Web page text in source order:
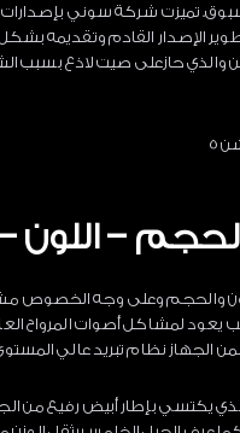
تميزت شركة سوني
الإصدار القادم وتقديمه
حازعلى صيت لاذع بسبب
5
– اللون –
والحجم وعلى وجه الخصوص
يعود لمشاكل أصوات المرواح
يكتسي بإطار أبيض رفيع من